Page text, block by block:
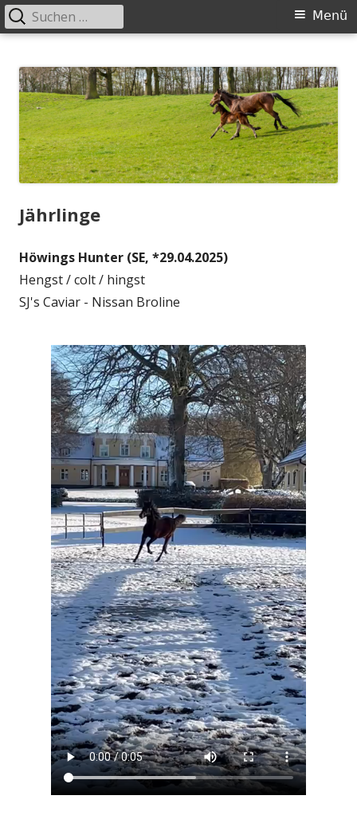
zum
Inhalt
Primäres
Menü
Suchen
nach:
Jährlinge
Höwings Hunter (SE, *29.04.2025)
Hengst / colt / hingst
SJ's Caviar - Nissan Broline